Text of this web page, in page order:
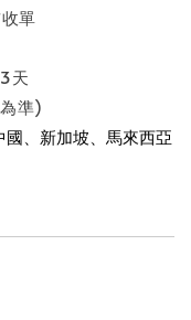
單
天
準)
、新加坡、馬來西亞